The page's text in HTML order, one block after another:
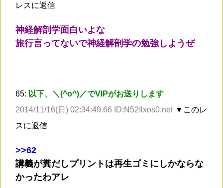
レスに返信
神経解剖学面白いよな
旅行言ってないで神経解剖学の勉強しようぜ
65: 以下、＼(^o^)／でVIPがお送りします
2014/11/16(日) 02:34:49.66 ID:N52Ilxos0.net ▼このレ
スに返信
>>62
講義が糞だしプリントは再生ゴミにしかならな
かったわアレ